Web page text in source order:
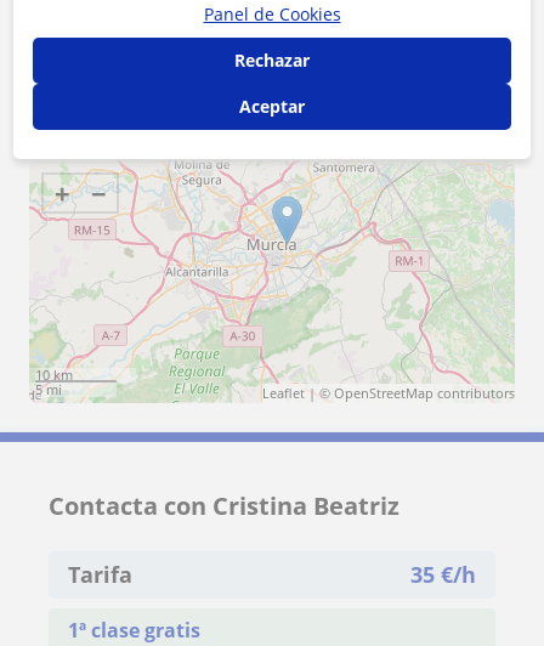
Murcia (Ciudad)
Santomera
Abanilla
Benferri
+ −
10 km
5 mi
Leaflet | © OpenStreetMap contributors
Contacta con Cristina Beatriz
Tarifa 35 €/h
1ª clase gratis
Panel de Cookies
Rechazar
Aceptar